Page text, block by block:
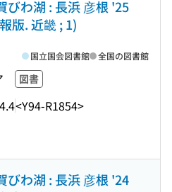
びわ湖 : 長浜 彦根 '25
版. 近畿 ; 1)
図書
<Y94-R1854>
国立国会図書館 全国の図書館
びわ湖 : 長浜 彦根 '24